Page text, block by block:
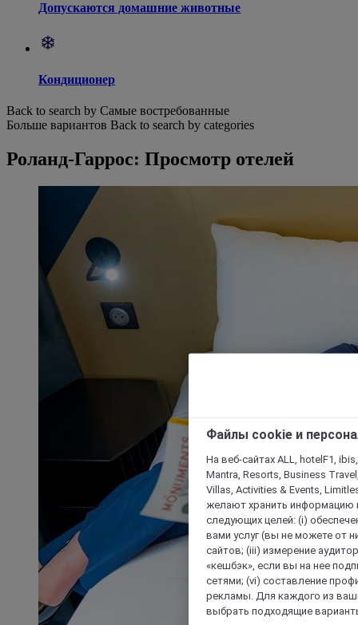
Допускаются домашние животные
Кондиционер
Back to search by Самые востребованные
Больше вариантов Back to search by categories
Роланд-Гаррос: Просмотр отелей
Файлы cookie и
На веб-сайтах ALL, hotelF1,
Mantra, Resorts, Business
Villas, Activities & Events,
желают хранить информацию
следующих целей: (i)
вами услуг (вы не можете от
сайтов; (iii) измерение
«кешбэк», если вы на нее
сетями; (vi) составление
рекламы. Для каждого из
выбрать подходящие